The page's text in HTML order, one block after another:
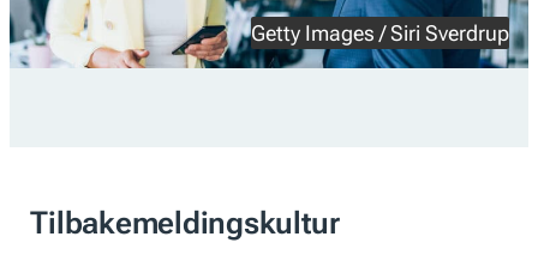
Getty Images / Siri Sverdrup
Tilbakemeldingskultur